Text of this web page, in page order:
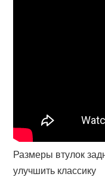
Размеры втулок
улучшить классику